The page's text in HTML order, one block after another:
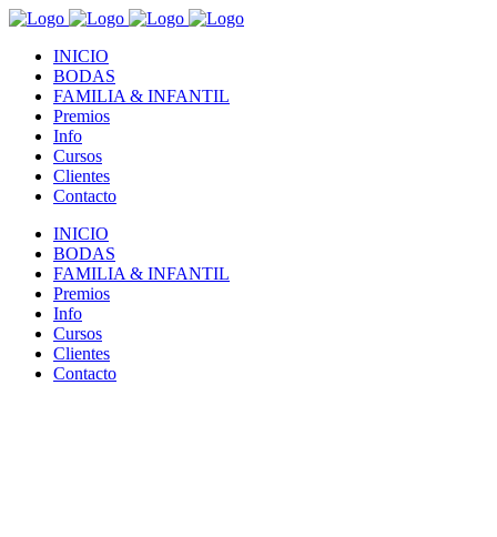
INICIO
BODAS
FAMILIA & INFANTIL
Premios
Info
Cursos
Clientes
Contacto
INICIO
BODAS
FAMILIA & INFANTIL
Premios
Info
Cursos
Clientes
Contacto